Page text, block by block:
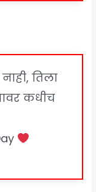
तिला
कधीच